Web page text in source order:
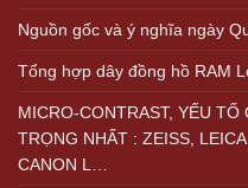
Nguồn gốc và ý nghĩa ngày
Tổng hợp dây đồng hồ RAM
MICRO-CONTRAST, YẾU
TRỌNG NHẤT : ZEISS,
CANON L…